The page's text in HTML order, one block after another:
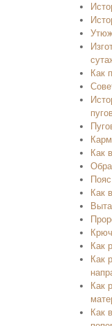
Как
Как
Пояс
Как
Как
Как
Как
Как